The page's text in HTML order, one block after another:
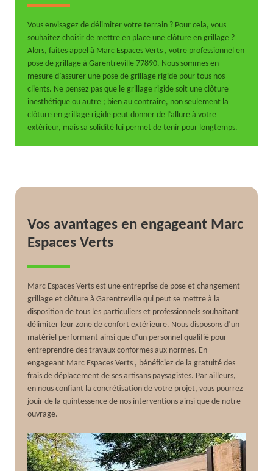
Vous envisagez de délimiter votre terrain ? Pour cela, vous
souhaitez choisir de mettre en place une clôture en grillage ?
Alors, faites appel à Marc Espaces Verts , votre professionnel en
pose de grillage à Garentreville 77890. Nous sommes en
mesure d’assurer une pose de grillage rigide pour tous nos
clients. Ne pensez pas que le grillage rigide soit une clôture
inesthétique ou autre ; bien au contraire, non seulement la
clôture en grillage rigide peut donner de l’allure à votre
extérieur, mais sa solidité lui permet de tenir pour longtemps.
Vos avantages en engageant Marc
Espaces Verts
Marc Espaces Verts est une entreprise de pose et changement
grillage et clôture à Garentreville qui peut se mettre à la
disposition de tous les particuliers et professionnels souhaitant
délimiter leur zone de confort extérieure. Nous disposons d’un
matériel performant ainsi que d’un personnel qualifié pour
entreprendre des travaux conformes aux normes. En
engageant Marc Espaces Verts , bénéficiez de la gratuité des
frais de déplacement de ses artisans paysagistes. Par ailleurs,
en nous confiant la concrétisation de votre projet, vous pourrez
jouir de la quintessence de nos interventions ainsi que de notre
ouvrage.